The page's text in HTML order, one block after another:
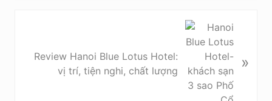
Review Hanoi Blue Lotus Hotel:
vị trí, tiện nghi, chất lượng
»